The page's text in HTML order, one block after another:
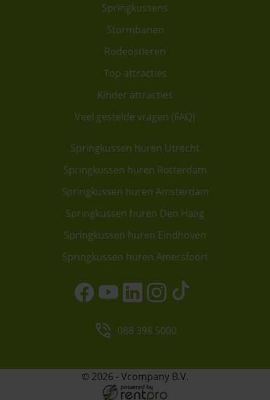
Springkussens
Stormbanen
Rodeostieren
Top attracties
Kinder attracties
Veel gestelde vragen (FAQ)
Springkussen huren Utrecht
Springkussen huren Rotterdam
Springkussen huren Amsterdam
Springkussen huren Den Haag
Springkussen huren Eindhoven
Springkussen huren Amersfoort
088 398 5000
© 2026 - Vcompany B.V.